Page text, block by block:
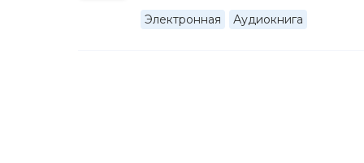
Электронная Аудиокнига